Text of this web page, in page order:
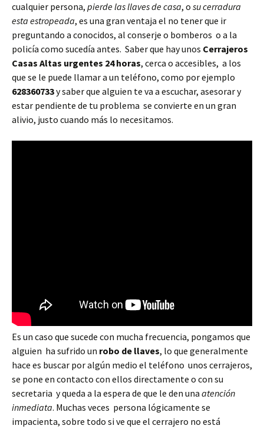
cualquier persona, pierde las llaves de casa, o su cerradura
esta estropeada, es una gran ventaja el no tener que ir
preguntando a conocidos, al conserje o bomberos o a la
policía como sucedía antes. Saber que hay unos Cerrajeros
Casas Altas urgentes 24 horas, cerca o accesibles, a los
que se le puede llamar a un teléfono, como por ejemplo
628360733y saber que alguien te va a escuchar, asesorar y
estar pendiente de tu problema se convierte en un gran
alivio, justo cuando más lo necesitamos.
Es un caso que sucede con mucha frecuencia, pongamos que
alguien ha sufrido un robo de llaves, lo que generalmente
hace es buscar por algún medio el teléfono unos cerrajeros,
se pone en contacto con ellos directamente o con su
secretaria y queda a la espera de que le den una atención
inmediata. Muchas veces persona lógicamente se
impacienta, sobre todo si ve que el cerrajero no está